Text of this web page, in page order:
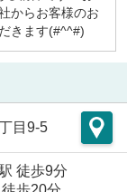
からお客様のお
きます(#^^#)
目9-5
徒歩9分